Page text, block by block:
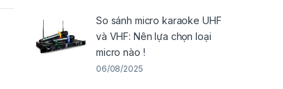
So sánh micro karaoke UHF
và VHF: Nên lựa chọn loại
micro nào !
06/08/2025